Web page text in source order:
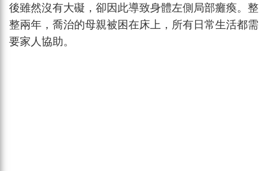
後雖然沒有大礙，卻因此導致身體左側局部癱瘓。整
整兩年，喬治的母親被困在床上，所有日常生活都需
要家人協助。